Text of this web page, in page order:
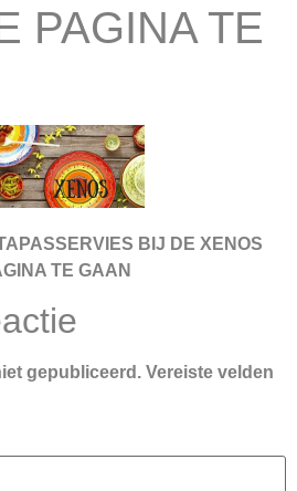
PAGINA TE
BIJ DE XENOS
TE GAAN
gepubliceerd. Vereiste velden